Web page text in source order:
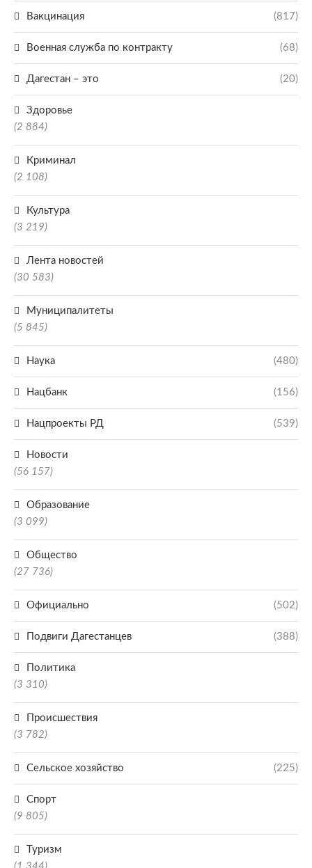
Вакцинация (817)
Военная служба по контракту (68)
Дагестан – это (20)
Здоровье
(2 884)
Криминал
(2 108)
Культура
(3 219)
Лента новостей
(30 583)
Муниципалитеты
(5 845)
Наука (480)
Нацбанк (156)
Нацпроекты РД (539)
Новости
(56 157)
Образование
(3 099)
Общество
(27 736)
Официально (502)
Подвиги Дагестанцев (388)
Политика
(3 310)
Происшествия
(3 782)
Сельское хозяйство (225)
Спорт
(9 805)
Туризм